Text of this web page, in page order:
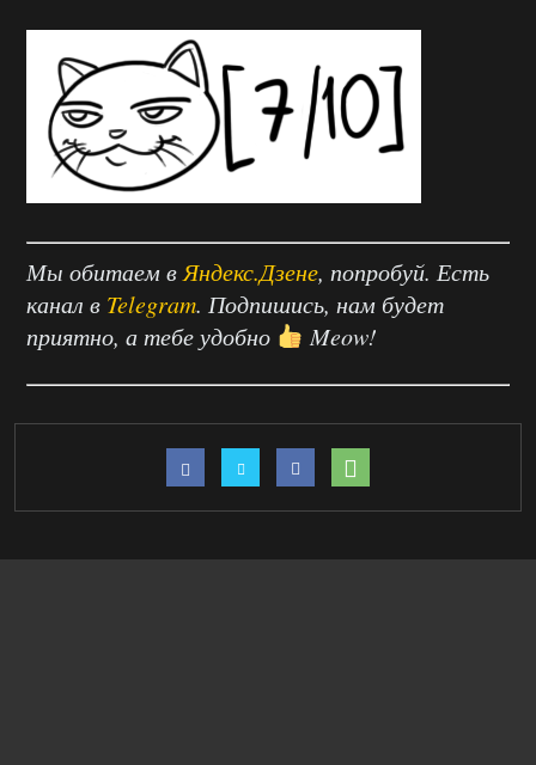
Мы обитаем в Яндекс.Дзене, попробуй. Есть
канал в Telegram. Подпишись, нам будет
приятно, а тебе удобно
Meow!